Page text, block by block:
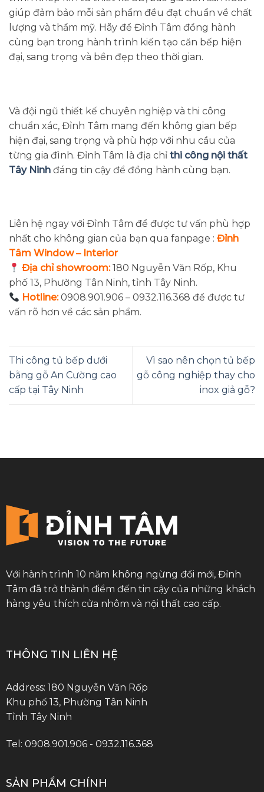
giúp đảm bảo mỗi sản phẩm đều đạt chuẩn về chất
lượng và thẩm mỹ. Hãy để Đỉnh Tâm đồng hành
cùng bạn trong hành trình kiến tạo căn bếp hiện
đại, sang trọng và bền đẹp theo thời gian.
Và đội ngũ thiết kế chuyên nghiệp và thi công
chuẩn xác, Đỉnh Tâm mang đến không gian bếp
hiện đại, sang trọng và phù hợp với nhu cầu của
từng gia đình. Đỉnh Tâm là địa chỉ thi công nội thất
Tây Ninh đáng tin cậy để đồng hành cùng bạn.
Liên hệ ngay với Đỉnh Tâm để được tư vấn phù hợp
nhất cho không gian của bạn qua fanpage : Đỉnh
Tâm Window – Interior
Địa chỉ showroom:180 Nguyễn Văn Rốp, Khu
phố 13, Phường Tân Ninh, tỉnh Tây Ninh.
Hotline: 0908.901.906 – 0932.116.368 để được tư
vấn rõ hơn về các sản phẩm.
Thi công tủ bếp dưới
bằng gỗ An Cường cao
cấp tại Tây Ninh
Vì sao nên chọn tủ bếp
gỗ công nghiệp thay cho
inox giả gỗ?
Với hành trình 10 năm không ngừng đổi mới, Đỉnh
Tâm đã trở thành điểm đến tin cậy của những khách
hàng yêu thích cửa nhôm và nội thất cao cấp.
THÔNG TIN LIÊN HỆ
Address: 180 Nguyễn Văn Rốp
Khu phố 13, Phường Tân Ninh
Tỉnh Tây Ninh
Tel: 0908.901.906 - 0932.116.368
SẢN PHẨM CHÍNH